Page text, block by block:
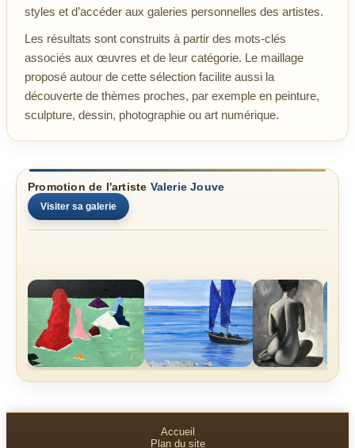
styles et d’accéder aux galeries personnelles des artistes.
Les résultats sont construits à partir des mots-clés
associés aux œuvres et de leur catégorie. Le maillage
proposé autour de cette sélection facilite aussi la
découverte de thèmes proches, par exemple en peinture,
sculpture, dessin, photographie ou art numérique.
Promotion de l'artiste Valerie Jouve
Visiter sa galerie
Accueil
Plan du site